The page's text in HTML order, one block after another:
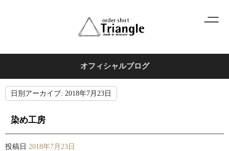
オフィシャルブログ
日別アーカイブ: 2018年7月23日
染め工房
投稿日 2018年7月23日